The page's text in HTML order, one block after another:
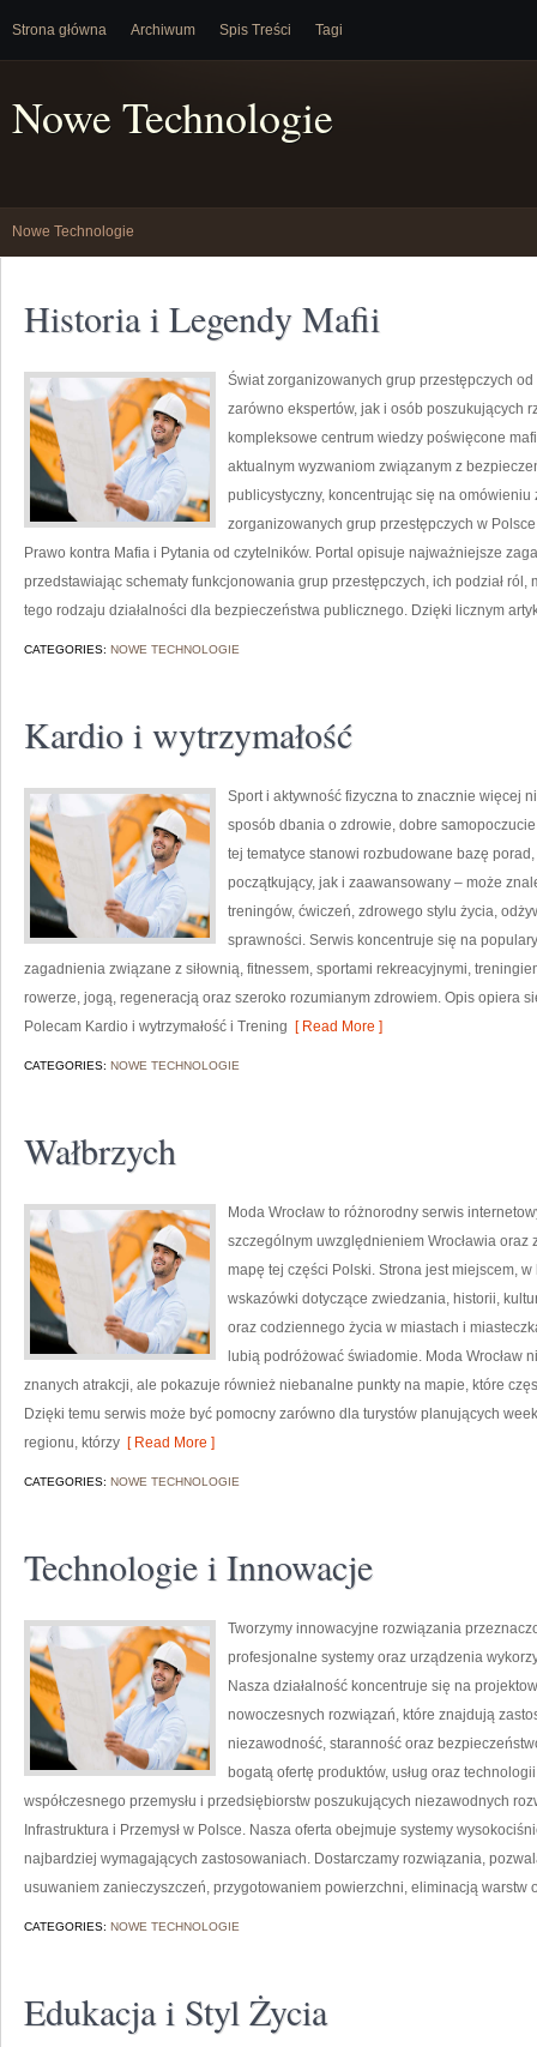
Strona główna Archiwum Spis Treści Tagi
Nowe Technologie
Nowe Technologie
Historia i Legendy Mafii
Świat zorganizowanych grup przestępczych
zarówno ekspertów, jak i osób poszukujących
kompleksowe centrum wiedzy poświęcone
aktualnym wyzwaniom związanym z
publicystyczny, koncentrując się na
zorganizowanych grup przestępczych w
Prawo kontra Mafia i Pytania od czytelników. Portal opisuje najważniejsze
przedstawiając schematy funkcjonowania grup przestępczych, ich podział ról,
tego rodzaju działalności dla bezpieczeństwa publicznego. Dzięki licznym
CATEGORIES: NOWE TECHNOLOGIE
Kardio i wytrzymałość
Sport i aktywność fizyczna to znacznie więcej
sposób dbania o zdrowie, dobre
tej tematyce stanowi rozbudowane bazę
początkujący, jak i zaawansowany – może
treningów, ćwiczeń, zdrowego stylu życia,
sprawności. Serwis koncentruje się na
zagadnienia związane z siłownią, fitnessem, sportami rekreacyjnymi,
rowerze, jogą, regeneracją oraz szeroko rozumianym zdrowiem. Opis opiera
Polecam Kardio i wytrzymałość i Trening [ Read More ]
CATEGORIES: NOWE TECHNOLOGIE
Wałbrzych
Moda Wrocław to różnorodny serwis
szczególnym uwzględnieniem Wrocławia
mapę tej części Polski. Strona jest miejscem,
wskazówki dotyczące zwiedzania, historii,
oraz codziennego życia w miastach i
lubią podróżować świadomie. Moda Wrocław
znanych atrakcji, ale pokazuje również niebanalne punkty na mapie, które
Dzięki temu serwis może być pomocny zarówno dla turystów planujących
regionu, którzy [ Read More ]
CATEGORIES: NOWE TECHNOLOGIE
Technologie i Innowacje
Tworzymy innowacyjne rozwiązania
profesjonalne systemy oraz urządzenia
Nasza działalność koncentruje się na
nowoczesnych rozwiązań, które znajdują
niezawodność, staranność oraz
bogatą ofertę produktów, usług oraz
współczesnego przemysłu i przedsiębiorstw poszukujących niezawodnych
Infrastruktura i Przemysł w Polsce. Nasza oferta obejmuje systemy
najbardziej wymagających zastosowaniach. Dostarczamy rozwiązania,
usuwaniem zanieczyszczeń, przygotowaniem powierzchni, eliminacją warstw
CATEGORIES: NOWE TECHNOLOGIE
Edukacja i Styl Życia